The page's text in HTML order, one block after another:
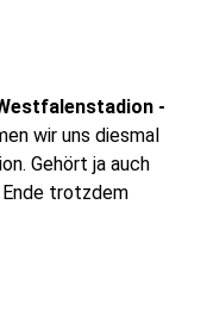
-
wir uns diesmal
Gehört ja auch
Ende trotzdem